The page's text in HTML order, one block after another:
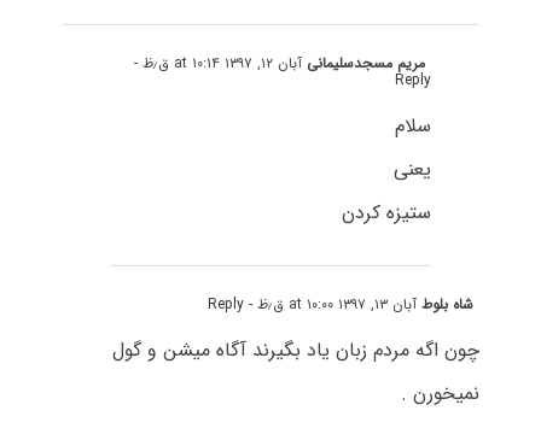
مریم مسجدسلیمانی آبان ۱۲, ۱۳۹۷ at ۱۰:۱۴ ق٫ظ -
Reply
سلام
یعنی
ستیزه کردن
شاه بلوطآبان ۱۳, ۱۳۹۷ at ۱۰:۰۰ ق٫ظ - Reply
چون اگه مردم زبان یاد بگیرند آگاه میشن و گول
نمیخورن .